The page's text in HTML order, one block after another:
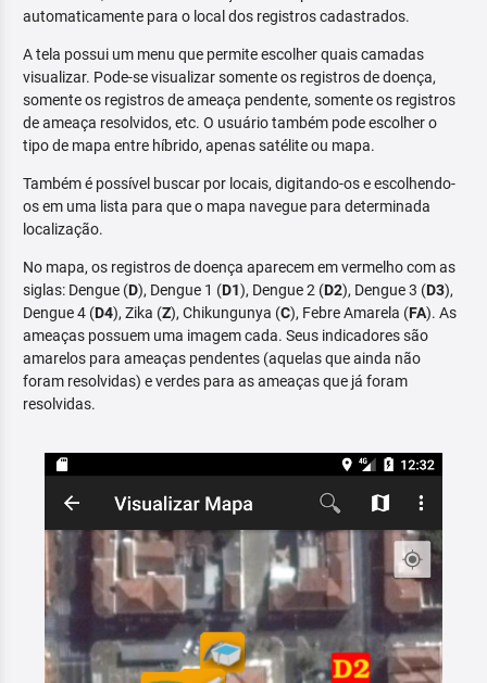
automaticamente para o local dos registros cadastrados.
A tela possui um menu que permite escolher quais camadas
visualizar. Pode-se visualizar somente os registros de doença,
somente os registros de ameaça pendente, somente os registros
de ameaça resolvidos, etc. O usuário também pode escolher o
tipo de mapa entre híbrido, apenas satélite ou mapa.
Também é possível buscar por locais, digitando-os e escolhendo-
os em uma lista para que o mapa navegue para determinada
localização.
No mapa, os registros de doença aparecem em vermelho com as
siglas: Dengue (D), Dengue 1 (D1), Dengue 2 (D2), Dengue 3 (D3),
Dengue 4 (D4), Zika (Z), Chikungunya (C), Febre Amarela (FA). As
ameaças possuem uma imagem cada. Seus indicadores são
amarelos para ameaças pendentes (aquelas que ainda não
foram resolvidas) e verdes para as ameaças que já foram
resolvidas.